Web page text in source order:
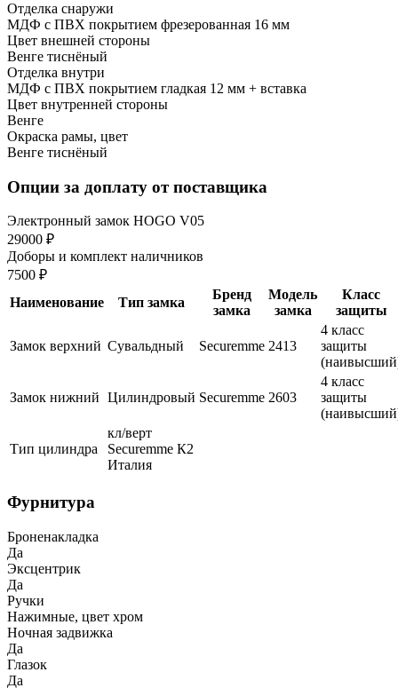
Отделка снаружи
МДФ с ПВХ покрытием фрезерованная 16 мм
Цвет внешней стороны
Венге тиснёный
Отделка внутри
МДФ с ПВХ покрытием гладкая 12 мм + вставка
Цвет внутренней стороны
Венге
Окраска рамы, цвет
Венге тиснёный
Опции за доплату от поставщика
Электронный замок HOGO V05
29000 ₽
Доборы и комплект наличников
7500 ₽
Наименование
Тип замка
Бренд
замка
Модель
замка
Класс
защиты
Замок верхний Сувальдный Securemme 2413
4 класс
защиты
Замок нижний Цилиндровый Securemme 2603
4 класс
защиты
Тип цилиндра
кл/верт
Securemme К2
Италия
Фурнитура
Броненакладка
Да
Эксцентрик
Да
Ручки
Нажимные, цвет хром
Ночная задвижка
Да
Глазок
Да